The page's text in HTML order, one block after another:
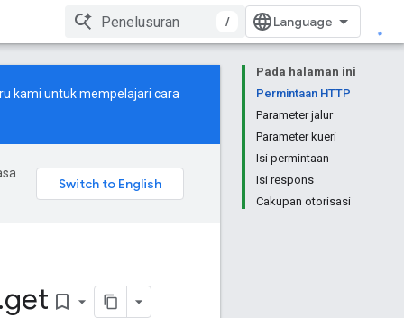
/
Pada halaman ini
Permintaan HTTP
Parameter jalur
Parameter kueri
Isi permintaan
Isi respons
Cakupan otorisasi
kami untuk mempelajari cara
get bookmark_border